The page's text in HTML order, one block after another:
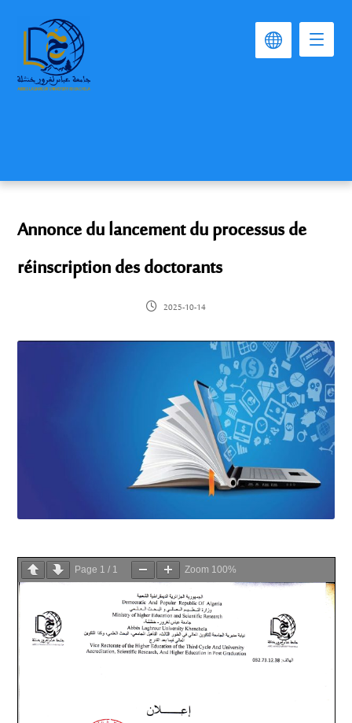
Annonce du lancement du processus de
réinscription des doctorants
2025-10-14
Page 1 / 1 Zoom 100%